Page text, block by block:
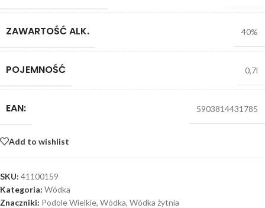
ZAWARTOŚĆ ALK. 40%
POJEMNOŚĆ 0,7l
EAN: 5903814431785
Add to wishlist
SKU: 41100159
Kategoria: Wódka
Znaczniki: Podole Wielkie, Wódka, Wódka żytnia